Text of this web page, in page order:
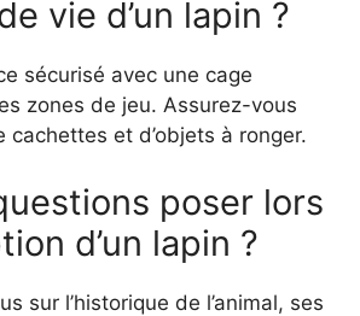
vie d’un lapin ?
sécurisé avec une cage
zones de jeu. Assurez-vous
cachettes et d’objets à ronger.
poser lors
d’un lapin ?
sur l’historique de l’animal, ses